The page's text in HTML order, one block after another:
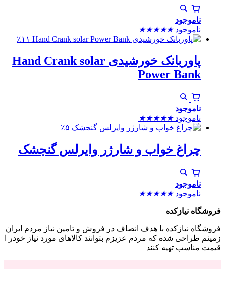
ناموجود
ناموجود ★
★
★
★
★
٪۱۱
پاوربانک خورشیدی Hand Crank solar
Power Bank
ناموجود
ناموجود ★
★
★
★
★
٪۵
چراغ خواب و شارژر وایرلس گنجشک
ناموجود
ناموجود ★
★
★
★
★
فروشگاه نیازکده
فروشگاه نیازکده با هدف انصاف در فروش و تامین نیاز مردم ایران
زمینم طراحی شده که مردم عزیزم بتوانند کالاهای مورد نیاز خودر ا
قیمت مناسب تهیه کنند